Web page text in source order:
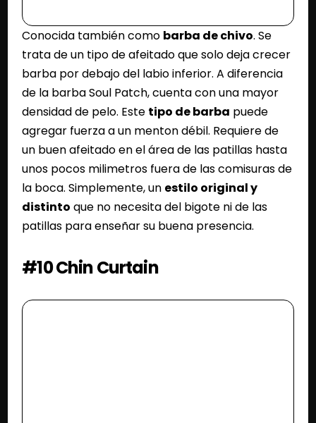
Conocida también como barba de chivo. Se
trata de un tipo de afeitado que solo deja crecer
barba por debajo del labio inferior. A diferencia
de la barba Soul Patch, cuenta con una mayor
densidad de pelo. Este tipo de barba puede
agregar fuerza a un menton débil. Requiere de
un buen afeitado en el área de las patillas hasta
unos pocos milimetros fuera de las comisuras de
la boca. Simplemente, un estilo original y
distinto que no necesita del bigote ni de las
patillas para enseñar su buena presencia.
#10 Chin Curtain